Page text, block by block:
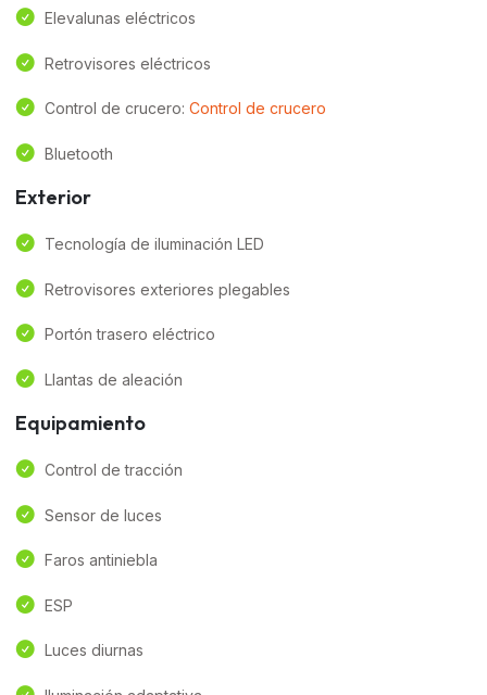
Elevalunas eléctricos
Retrovisores eléctricos
Control de crucero: Control de crucero
Bluetooth
Exterior
Tecnología de iluminación LED
Retrovisores exteriores plegables
Portón trasero eléctrico
Llantas de aleación
Equipamiento
Control de tracción
Sensor de luces
Faros antiniebla
ESP
Luces diurnas